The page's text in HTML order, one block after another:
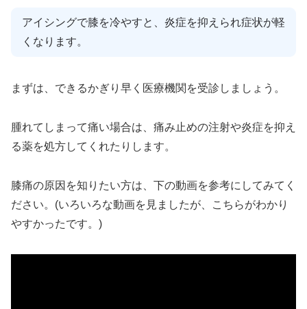
アイシングで膝を冷やすと、炎症を抑えられ症状が軽
くなります。
まずは、できるかぎり早く医療機関を受診しましょう。
腫れてしまって痛い場合は、痛み止めの注射や炎症を抑え
る薬を処方してくれたりします。
膝痛の原因を知りたい方は、下の動画を参考にしてみてく
ださい。(いろいろな動画を見ましたが、こちらがわかり
やすかったです。)